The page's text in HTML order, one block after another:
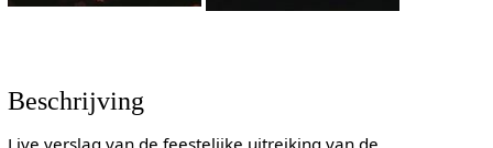
Beschrijving
Live verslag van de feestelijke uitreiking van de